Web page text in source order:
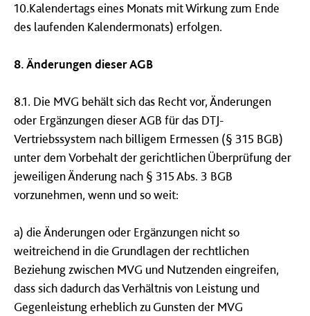
10.Kalendertags eines Monats mit Wirkung zum Ende
des laufenden Kalendermonats) erfolgen.
8. Änderungen dieser AGB
8.1. Die MVG behält sich das Recht vor, Änderungen
oder Ergänzungen dieser AGB für das DTJ-
Vertriebssystem nach billigem Ermessen (§ 315 BGB)
unter dem Vorbehalt der gerichtlichen Überprüfung der
jeweiligen Änderung nach § 315 Abs. 3 BGB
vorzunehmen, wenn und so weit:
a) die Änderungen oder Ergänzungen nicht so
weitreichend in die Grundlagen der rechtlichen
Beziehung zwischen MVG und Nutzenden eingreifen,
dass sich dadurch das Verhältnis von Leistung und
Gegenleistung erheblich zu Gunsten der MVG